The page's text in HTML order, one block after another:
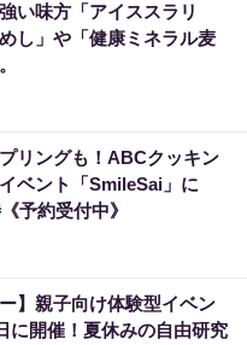
い味方「アイススラリ
し」や「健康ミネラル麦
リングも！ABCクッキン
ベント「SmileSai」に
予約受付中》
】親子向け体験型イベン
に開催！夏休みの自由研究